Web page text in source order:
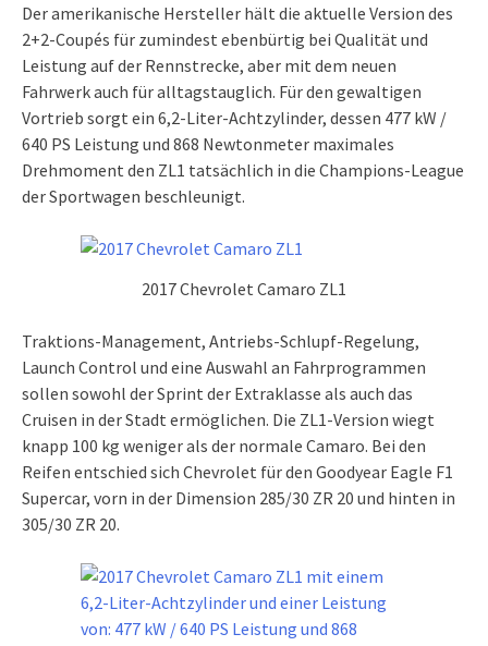
Der amerikanische Hersteller hält die aktuelle Version des
2+2-Coupés für zumindest ebenbürtig bei Qualität und
Leistung auf der Rennstrecke, aber mit dem neuen
Fahrwerk auch für alltagstauglich. Für den gewaltigen
Vortrieb sorgt ein 6,2-Liter-Achtzylinder, dessen 477 kW /
640 PS Leistung und 868 Newtonmeter maximales
Drehmoment den ZL1 tatsächlich in die Champions-League
der Sportwagen beschleunigt.
2017 Chevrolet Camaro ZL1
Traktions-Management, Antriebs-Schlupf-Regelung,
Launch Control und eine Auswahl an Fahrprogrammen
sollen sowohl der Sprint der Extraklasse als auch das
Cruisen in der Stadt ermöglichen. Die ZL1-Version wiegt
knapp 100 kg weniger als der normale Camaro. Bei den
Reifen entschied sich Chevrolet für den Goodyear Eagle F1
Supercar, vorn in der Dimension 285/30 ZR 20 und hinten in
305/30 ZR 20.